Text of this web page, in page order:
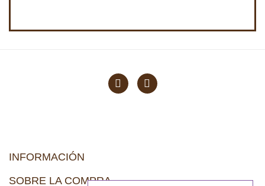
INFORMACIÓN
SOBRE LA COMPRA